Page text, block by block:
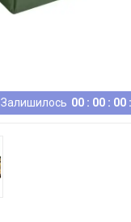
Залишилось 00 00 00